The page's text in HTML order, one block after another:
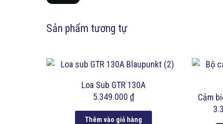
Sản phẩm tương tự
Loa Sub GTR 130A
5.349.000 ₫
Thêm vào giỏ hàng
Cảm